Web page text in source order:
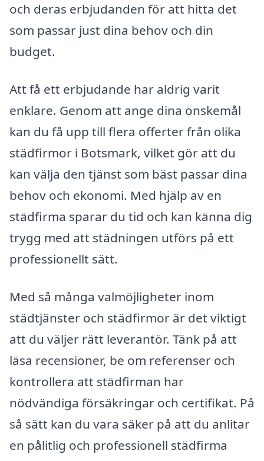
och deras erbjudanden för att hitta det
som passar just dina behov och din
budget.
Att få ett erbjudande har aldrig varit
enklare. Genom att ange dina önskemål
kan du få upp till flera offerter från olika
städfirmor i Botsmark, vilket gör att du
kan välja den tjänst som bäst passar dina
behov och ekonomi. Med hjälp av en
städfirma sparar du tid och kan känna dig
trygg med att städningen utförs på ett
professionellt sätt.
Med så många valmöjligheter inom
städtjänster och städfirmor är det viktigt
att du väljer rätt leverantör. Tänk på att
läsa recensioner, be om referenser och
kontrollera att städfirman har
nödvändiga försäkringar och certifikat. På
så sätt kan du vara säker på att du anlitar
en pålitlig och professionell städfirma